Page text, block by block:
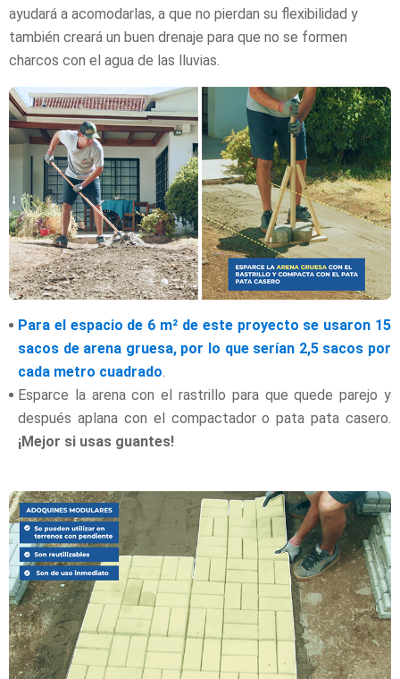
ayudará a acomodarlas, a que no pierdan su flexibilidad y
también creará un buen drenaje para que no se formen
charcos con el agua de las lluvias.
Para el espacio de 6 m² de este proyecto se usaron 15
sacos de arena gruesa, por lo que serían 2,5 sacos por
cada metro cuadrado.
Esparce la arena con el rastrillo para que quede parejo y
después aplana con el compactador o pata pata casero.
¡Mejor si usas guantes!